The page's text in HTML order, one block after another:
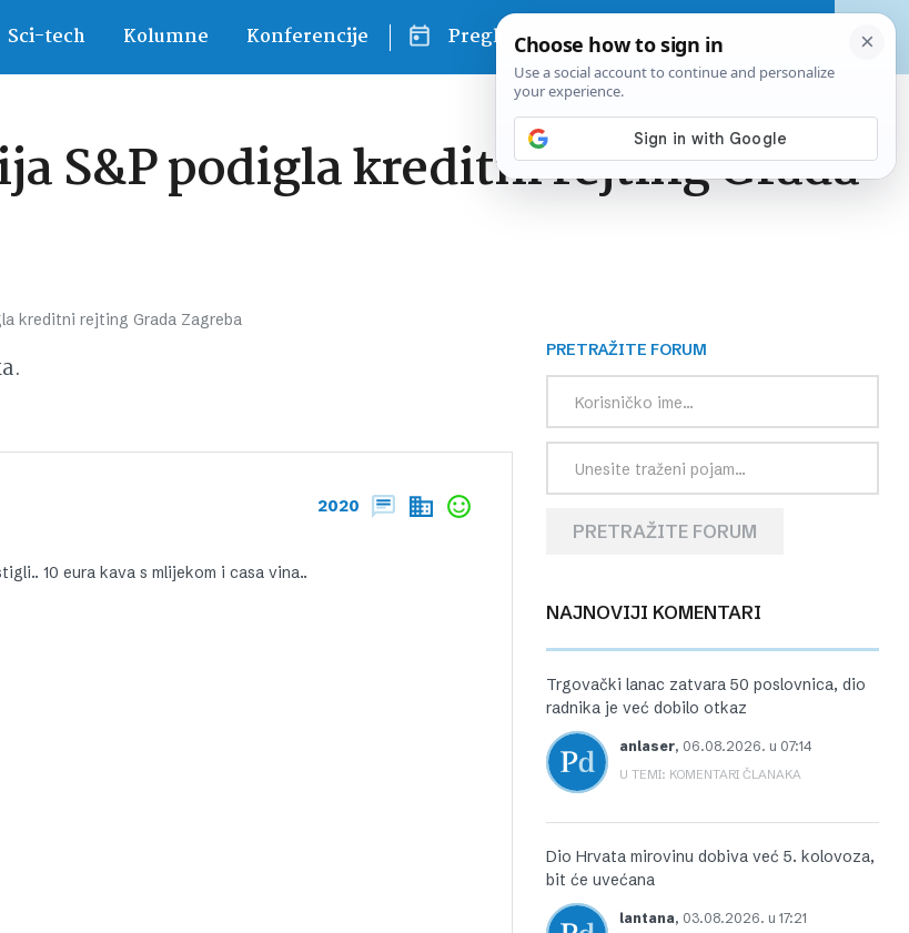
Sci-tech Kolumne Konferencije Pregled dana
S&P podigla kreditni rejting Grada
kreditni rejting Grada Zagreba
2020
10 eura kava s mlijekom i casa vina..
PRETRAŽITE FORUM
PRETRAŽITE FORUM
NAJNOVIJI KOMENTARI
Trgovački lanac zatvara 50 poslovnica, dio
radnika je već dobilo otkaz
anlaser, 06.08.2026. u 07:14
U TEMI: KOMENTARI ČLANAKA
Dio Hrvata mirovinu dobiva već 5. kolovoza,
bit će uvećana
lantana, 03.08.2026. u 17:21